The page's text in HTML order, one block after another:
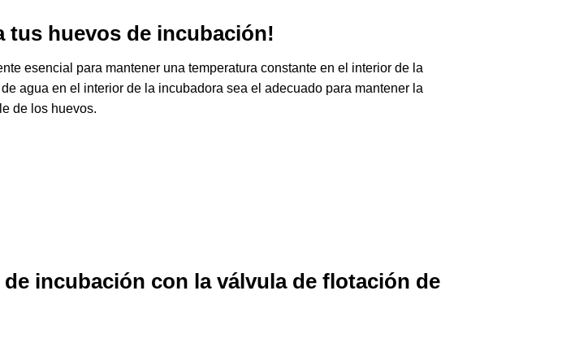
tus huevos de incubación!
esencial para mantener una temperatura constante en el interior de la
agua en el interior de la incubadora sea el adecuado para mantener la
de los huevos.
incubación con la válvula de flotación de